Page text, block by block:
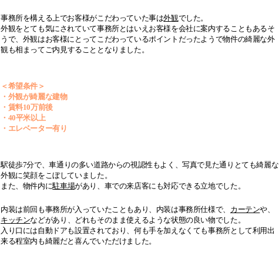
事務所を構える上でお客様がこだわっていた事は外観でした。
外観をとても気にされていて事務所とはいえお客様を会社に案内することもあるそ
うで、外観はお客様にとってこだわっているポイントだったようで物件の綺麗な外
観も相まって ご内見することとなりました。
＜希望条件＞
・外観が綺麗な建物
・賃料10万前後
・ 40平米以上
・ エレベーター有り
駅徒歩7分で、車通りの多い道路からの視認性もよく、写真で見た通りとても綺麗な
外観に笑顔をこぼしていました。
また、物件内に駐車場があり、車での来店客にも対応できる立地でした。
内装は前回も事務所が入っていたこともあり、内装は事務所仕様で、 カーテンや、
キッチンなどがあり、どれもそのまま使えるような状態の良い物でした。
入り口には自動ドアも設置されており、何も手を加えなくても事務所として利用出
来る程室内も綺麗だと喜んでいただけました。